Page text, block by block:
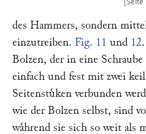
des Hammers, sondern
einzutreiben. Fig. 11 und 12
Bolzen, der in eine
einfach und fest mit zwei
Seitenstuͤken verbunden
wie der Bolzen selbst, sind
waͤhrend sie sich so weit als